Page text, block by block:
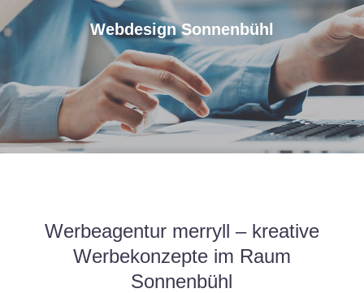
Webdesign Sonnenbühl
Werbeagentur merryll – kreative
Werbekonzepte im Raum
Sonnenbühl